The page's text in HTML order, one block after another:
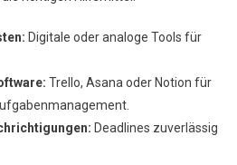
Digitale oder analoge Tools für
Trello, Asana oder Notion für
Deadlines zuverlässig